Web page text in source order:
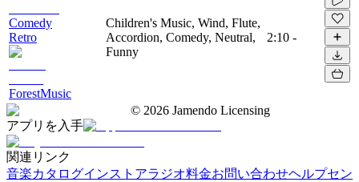
Comedy
Retro
ForestMusic
Children's Music, Wind, Flute,
Accordion, Comedy, Neutral,
Funny
2:10 -
© 2026 Jamendo Licensing
アプリを入手
関連リンク
音楽カタログインストアラジオ料金お問い合わせヘルプセン